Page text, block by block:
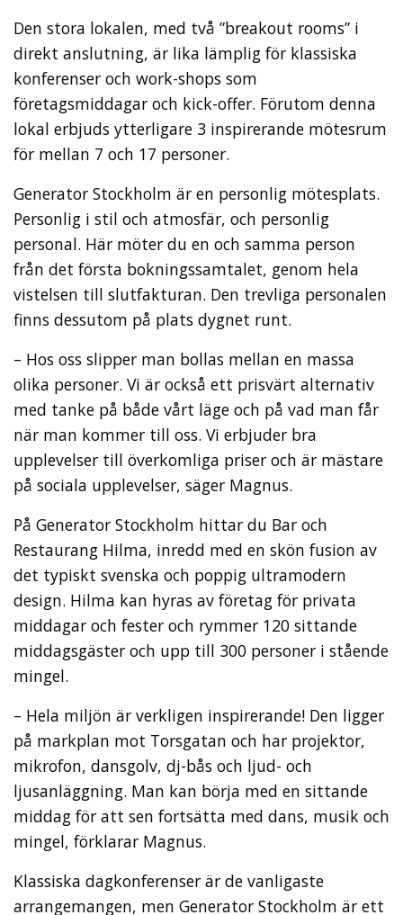
Den stora lokalen, med två ”breakout rooms” i
direkt anslutning, är lika lämplig för klassiska
konferenser och work-shops som
företagsmiddagar och kick-offer. Förutom denna
lokal erbjuds ytterligare 3 inspirerande mötesrum
för mellan 7 och 17 personer.
Generator Stockholm är en personlig mötesplats.
Personlig i stil och atmosfär, och personlig
personal. Här möter du en och samma person
från det första bokningssamtalet, genom hela
vistelsen till slutfakturan. Den trevliga personalen
finns dessutom på plats dygnet runt.
– Hos oss slipper man bollas mellan en massa
olika personer. Vi är också ett prisvärt alternativ
med tanke på både vårt läge och på vad man får
när man kommer till oss. Vi erbjuder bra
upplevelser till överkomliga priser och är mästare
på sociala upplevelser, säger Magnus.
På Generator Stockholm hittar du Bar och
Restaurang Hilma, inredd med en skön fusion av
det typiskt svenska och poppig ultramodern
design. Hilma kan hyras av företag för privata
middagar och fester och rymmer 120 sittande
middagsgäster och upp till 300 personer i stående
mingel.
– Hela miljön är verkligen inspirerande! Den ligger
på markplan mot Torsgatan och har projektor,
mikrofon, dansgolv, dj-bås och ljud- och
ljusanläggning. Man kan börja med en sittande
middag för att sen fortsätta med dans, musik och
mingel, förklarar Magnus.
Klassiska dagkonferenser är de vanligaste
arrangemangen, men Generator Stockholm är ett